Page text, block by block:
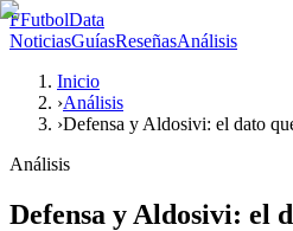
FFutbolData
NoticiasGuíasReseñasAnálisis
Inicio
›Análisis
›Defensa y Aldosivi: el dato
Análisis
Defensa y Aldosivi: el